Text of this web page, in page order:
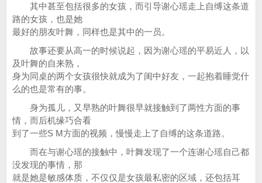
其中甚至包括很多的女孩，而引导谢心瑶走上自缚这条道
路的女孩，也是她
最好的朋友叶舞，同样也是其中的一员。
故事还要从高一的时候说起，因为谢心瑶的平易近人，以
及叶舞的自来熟，
身为同桌的两个女孩很快就成为了闺中好友，一起抱着睡觉什
么的也是常有的事。
身为孤儿，又早熟的叶舞很早就接触到了两性方面的事
情，而后机缘巧合看
到了一些S Μ方面的视频，慢慢走上了自缚的这条道路。
而在与谢心瑶的接触中，叶舞发现了一个连谢心瑶自己都
没发现的事情，那
就是她是敏感体质，不仅仅是女孩最私密的区域，还包括耳